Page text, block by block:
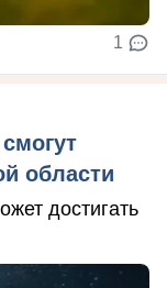
1
области
достигать